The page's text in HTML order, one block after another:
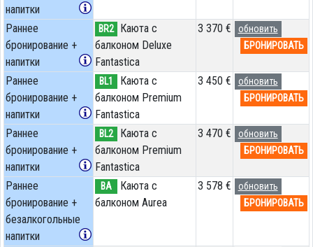
напитки
Раннее
бронирование +
напитки
BR2
Каюта с
балконом Deluxe
Fantastica
3 370 €
обновить
БРОНИРОВАТЬ
Раннее
бронирование +
напитки
BL1
Каюта с
балконом Premium
Fantastica
3 450 €
обновить
БРОНИРОВАТЬ
Раннее
бронирование +
напитки
BL2
Каюта с
балконом Premium
Fantastica
3 470 €
обновить
БРОНИРОВАТЬ
Раннее
бронирование +
безалкогольные
напитки
BA
Каюта с
балконом Aurea
3 578 €
обновить
БРОНИРОВАТЬ